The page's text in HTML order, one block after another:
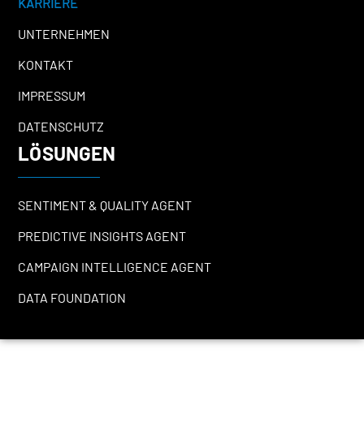
UNTERNEHMEN
KONTAKT
IMPRESSUM
DATENSCHUTZ
LÖSUNGEN
SENTIMENT & QUALITY AGENT
PREDICTIVE INSIGHTS AGENT
CAMPAIGN INTELLIGENCE AGENT
DATA FOUNDATION